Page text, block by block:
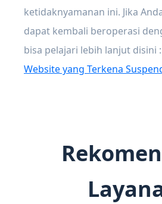
ketidaknyamanan ini. Jika
dapat kembali beroperasi
bisa pelajari lebih lanjut disini :
Website yang Terkena